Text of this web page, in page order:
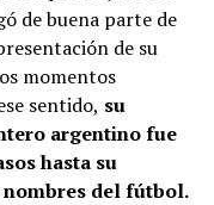
de buena parte de
de su
momentos
sentido, su
argentino fue
hasta su
del fútbol.